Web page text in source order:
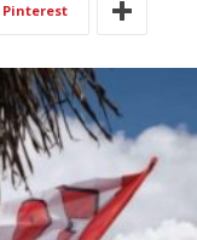
Pinterest